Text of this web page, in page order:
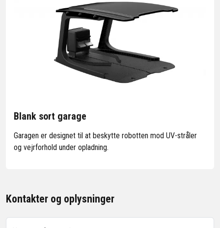
Blank sort garage
Garagen er designet til at beskytte robotten mod UV-stråler
og vejrforhold under opladning.
Kontakter og oplysninger